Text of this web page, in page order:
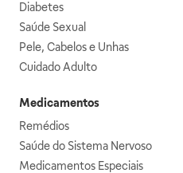
Diabetes
Saúde Sexual
Pele, Cabelos e Unhas
Cuidado Adulto
Medicamentos
Remédios
Saúde do Sistema Nervoso
Medicamentos Especiais